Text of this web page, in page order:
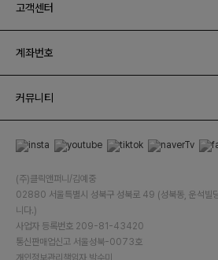
고객센터
계좌번호
커뮤니티
(주)클릭앤퍼니/김예중
02880 서울특별시 성북구 성북로 49 (성북동, 운석빌
니다.)
사업자 등록번호 209-81-43420
통신판매업신고 서울성북-0073호
개인정보관리책임자 박수미